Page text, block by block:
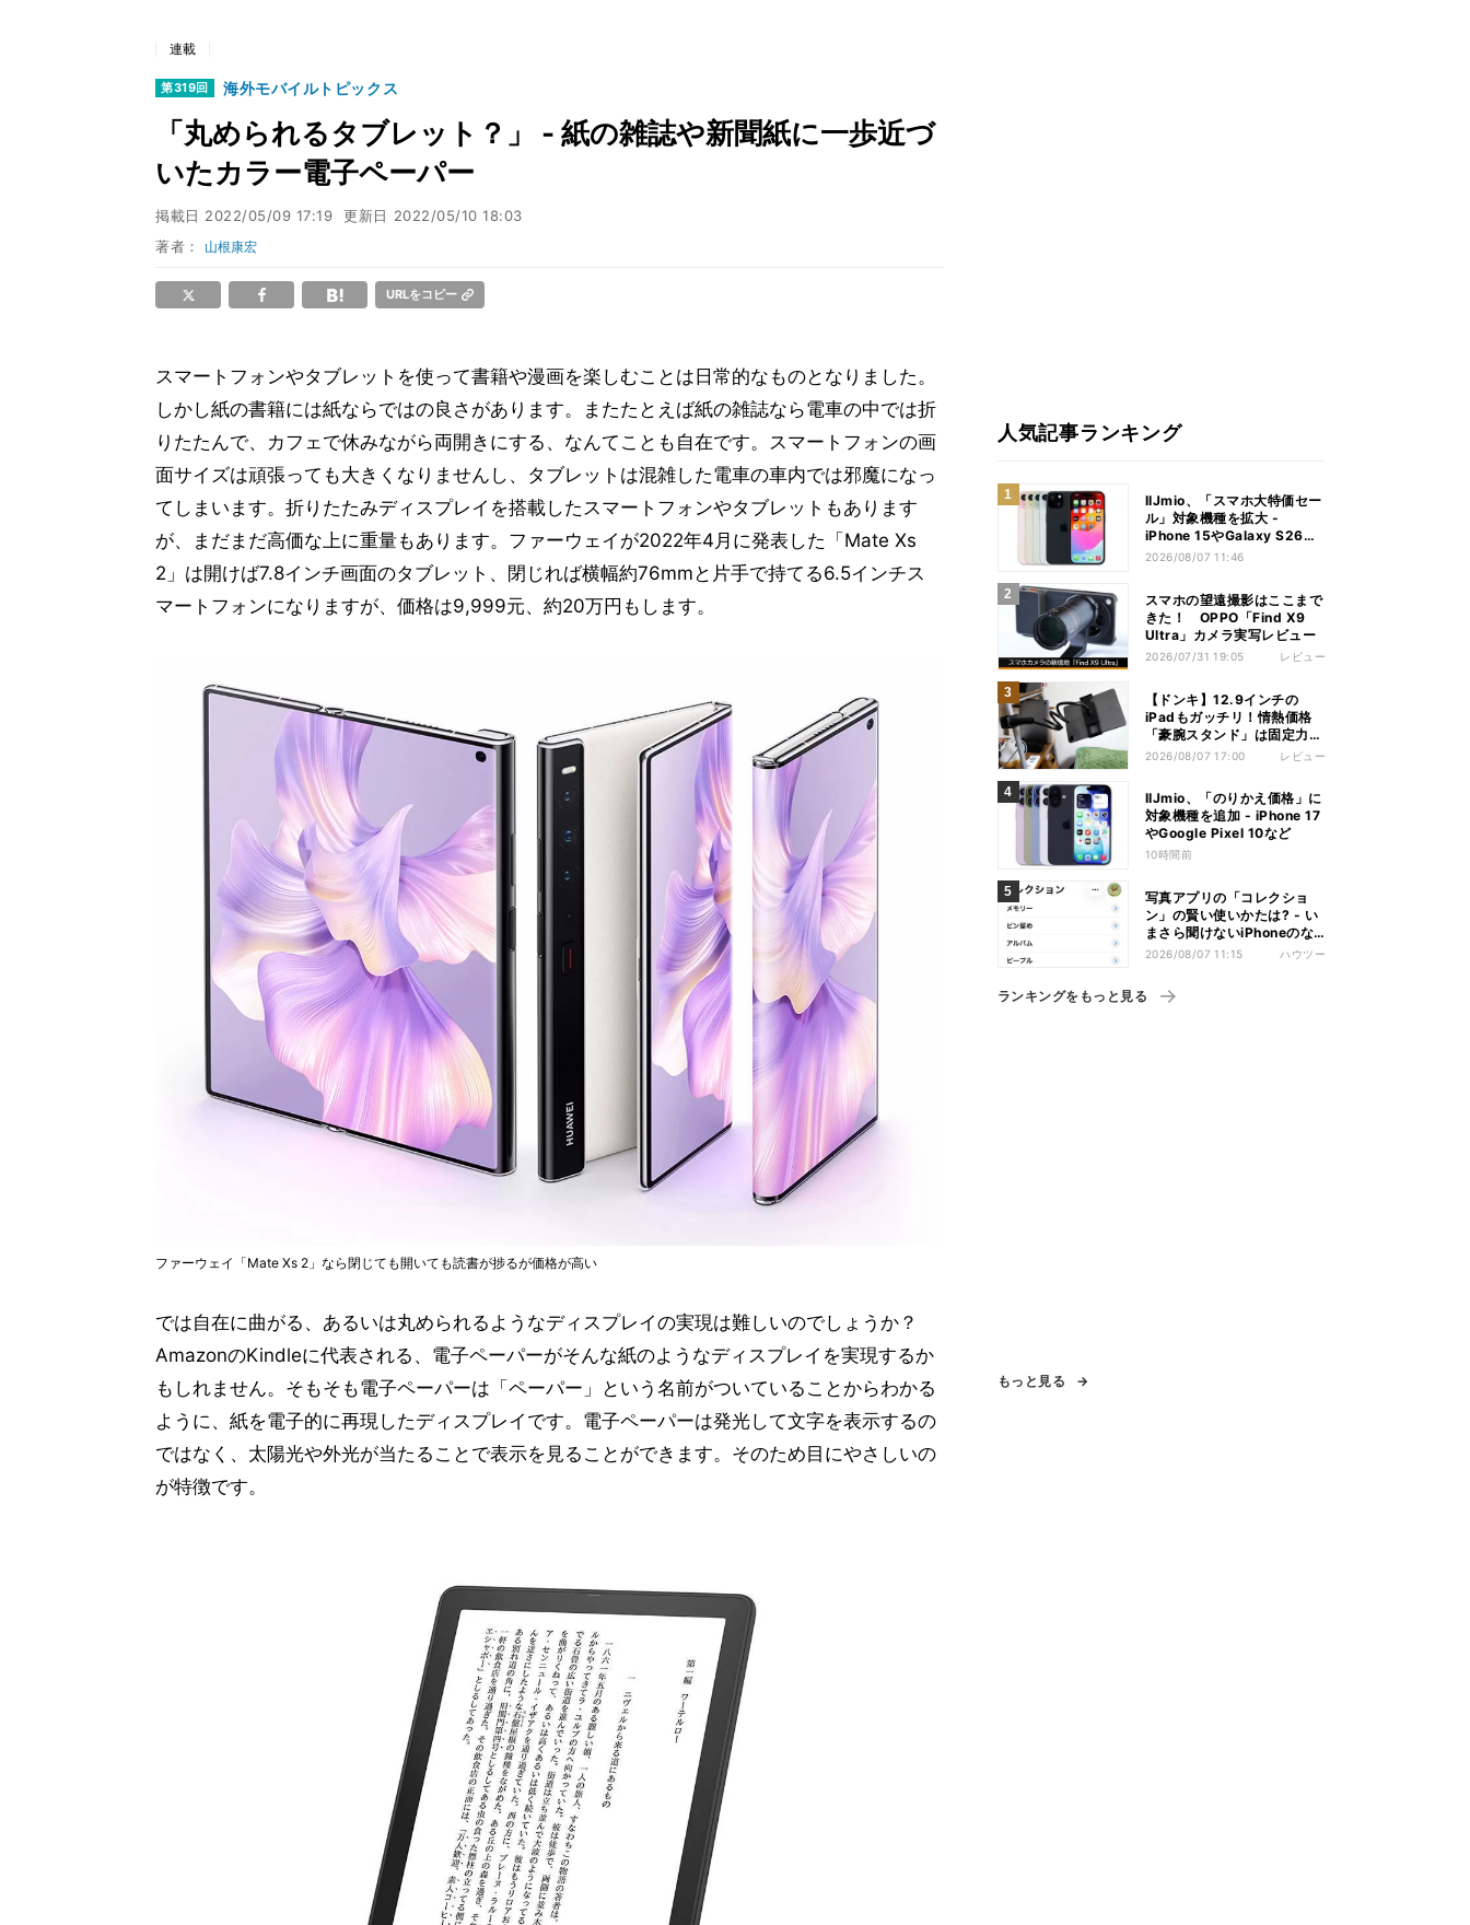
連載
第319回 海外モバイルトピックス
「丸められるタブレット？」 - 紙の雑誌や新聞紙に一歩近づ
いたカラー電子ペーパー
掲載日 2022/05/09 17:19 更新日 2022/05/10 18:03
著者： 山根康宏
URLをコピー
スマートフォンやタブレットを使って書籍や漫画を楽しむことは日常的なものとなりました。
しかし紙の書籍には紙ならではの良さがあります。またたとえば紙の雑誌なら電車の中では折
りたたんで、カフェで休みながら両開きにする、なんてことも自在です。スマートフォンの画
面サイズは頑張っても大きくなりませんし、タブレットは混雑した電車の車内では邪魔になっ
てしまいます。折りたたみディスプレイを搭載したスマートフォンやタブレットもあります
が、まだまだ高価な上に重量もあります。ファーウェイが2022年4月に発表した「Mate Xs
2」は開けば7.8インチ画面のタブレット、閉じれば横幅約76mmと片手で持てる6.5インチス
マートフォンになりますが、価格は9,999元、約20万円もします。
ファーウェイ「Mate Xs 2」なら閉じても開いても読書が捗るが価格が高い
では自在に曲がる、あるいは丸められるようなディスプレイの実現は難しいのでしょうか？
AmazonのKindleに代表される、電子ペーパーがそんな紙のようなディスプレイを実現するか
もしれません。そもそも電子ペーパーは「ペーパー」という名前がついていることからわかる
ように、紙を電子的に再現したディスプレイです。電子ペーパーは発光して文字を表示するの
ではなく、太陽光や外光が当たることで表示を見ることができます。そのため目にやさしいの
が特徴です。
人気記事ランキング
IIJmio、「スマホ大特価セー
ル」対象機種を拡大 -
iPhone 15やGalaxy S26な
ど
2026/08/07 11:46
スマホの望遠撮影はここまで
きた！ OPPO「Find X9
Ultra」カメラ実写レビュー
2026/07/31 19:05 レビュー
【ドンキ】12.9インチの
iPadもガッチリ！情熱価格
「豪腕スタンド」は固定力が
頼もしい
2026/08/07 17:00 レビュー
IIJmio、「のりかえ価格」に
対象機種を追加 - iPhone 17
やGoogle Pixel 10など
10時間前
写真アプリの「コレクショ
ン」の賢い使いかたは? - い
まさら聞けないiPhoneのな
ぜ
2026/08/07 11:15 ハウツー
ランキングをもっと見る
もっと見る